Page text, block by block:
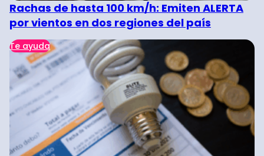
Rachas de hasta 100 km/h: Emiten ALERTA
por vientos en dos regiones del país
Te ayuda